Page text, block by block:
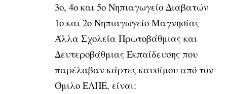
3ο, 4ο και 5ο Νηπιαγωγείο Διαβατών
1ο και 2ο Νηπιαγωγείο Μαγνησίας
Άλλα Σχολεία Πρωτοβάθμιας και
Δευτεροβάθμιας Εκπαίδευσης που
παρέλαβαν κάρτες καυσίμου από τον
Όμιλο ΕΛΠΕ, είναι: